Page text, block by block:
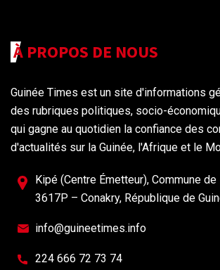
À PROPOS DE NOUS
Guinée Times est un site d'informations
des rubriques politiques, socio-
qui gagne au quotidien la confiance des
d'actualités sur la Guinée, l'Afrique et le
Kipé (Centre Émetteur), Commune
3617P – Conakry, République de
info@guineetimes.info
224 666 72 73 74